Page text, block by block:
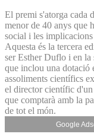
El premi s'atorga cada
menor de 40 anys que
social i les
Aquesta és la tercera
ser Esther Duflo i en la
que inclou una dotació
assoliments científics
el director científic
que comptarà amb la
de tot el món.
Google